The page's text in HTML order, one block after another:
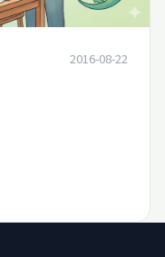
2016-08-22